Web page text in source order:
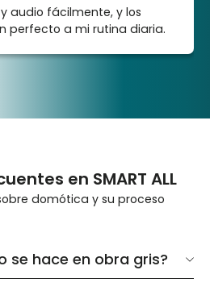
audio fácilmente, y los
perfecto a mi rutina diaria.
en SMART ALL
domótica y su proceso
se hace en obra gris?